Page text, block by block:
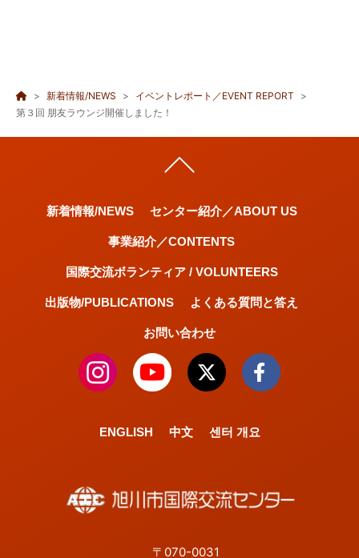
新着情報/NEWS
イベントレポート／EVENT REPORT
第３回 朋友ラウンジ開催しました！
新着情報/NEWS センター紹介／ABOUT US
事業紹介／CONTENTS
国際交流ボランティア / VOLUNTEERS
出版物/PUBLICATIONS よくある質問と答え
お問い合わせ
ENGLISH 中文 센터 개요
〒070-0031